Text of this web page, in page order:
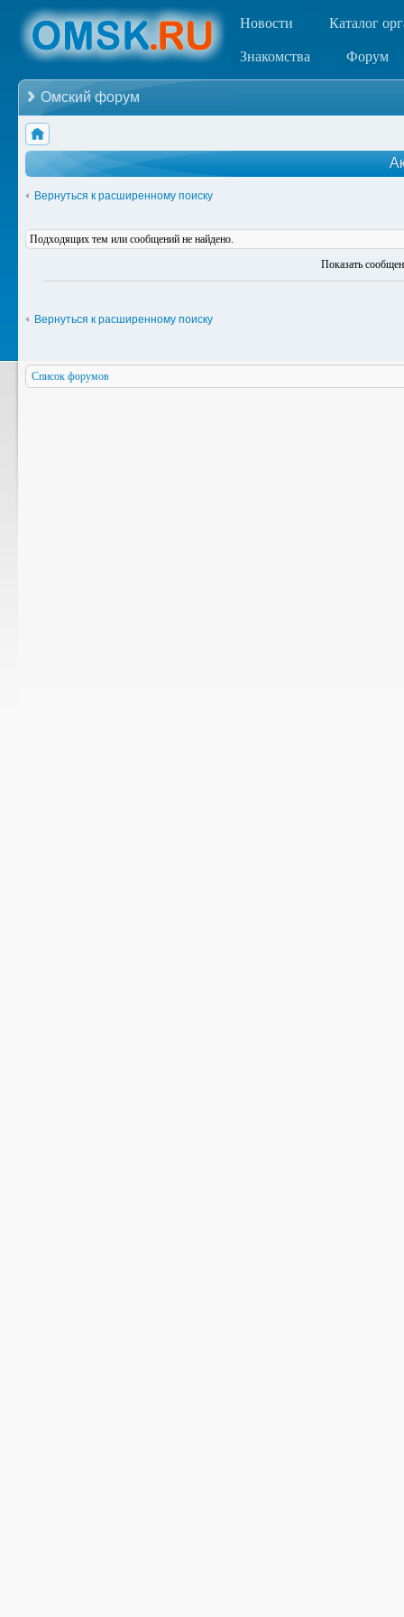
Новости Каталог
Знакомства Форум
Омский форум
Вернуться к расширенному поиску
Подходящих тем или сообщений не найдено.
Показать
Вернуться к расширенному поиску
Список форумов